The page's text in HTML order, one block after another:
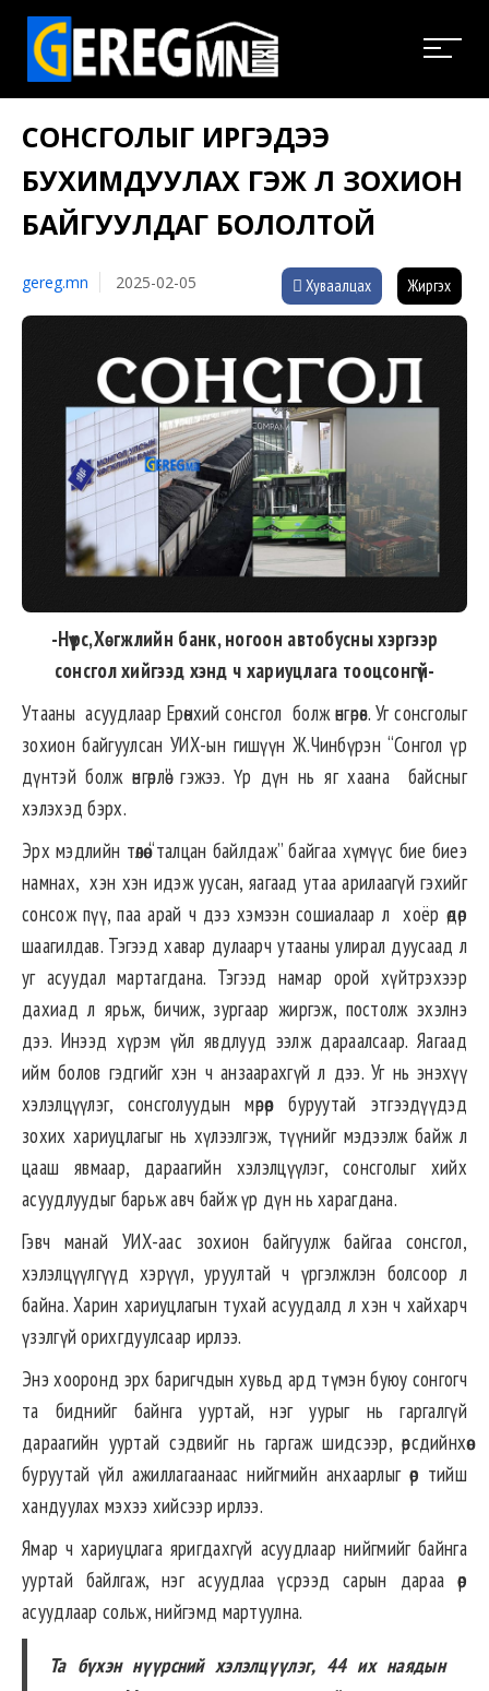
СОНСГОЛЫГ ИРГЭДЭЭ
БУХИМДУУЛАХ ГЭЖ Л ЗОХИОН
БАЙГУУЛДАГ БОЛОЛТОЙ
gereg.mn 2025-02-05 Хуваалцах Жиргэх
-Нүүрс,Хөгжлийн банк, ногоон автобусны хэргээр
сонсгол хийгээд хэнд ч хариуцлага тооцсонгүй-
Утааны асуудлаар Ерөнхий сонсгол болж өнгөрөв. Уг сонсголыг
зохион байгуулсан УИХ-ын гишүүн Ж.Чинбүрэн “Сонгол үр
дүнтэй болж өнгөрлөө” гэжээ. Үр дүн нь яг хаана байсныг
хэлэхэд бэрх.
Эрх мэдлийн төлөө “талцан байлдаж” байгаа хүмүүс бие биеэ
намнах, хэн хэн идэж уусан, яагаад утаа арилаагүй гэхийг
сонсож пүү, паа арай ч дээ хэмээн сошиалаар л хоёр өдөр
шаагилдав. Тэгээд хавар дулаарч утааны улирал дуусаад л
уг асуудал мартагдана. Тэгээд намар орой хүйтрэхээр
дахиад л ярьж, бичиж, зургаар жиргэж, постолж эхэлнэ
дээ. Инээд хүрэм үйл явдлууд ээлж дараалсаар. Яагаад
ийм болов гэдгийг хэн ч анзаарахгүй л дээ. Уг нь энэхүү
хэлэлцүүлэг, сонсголуудын мөрөөр буруутай этгээдүүдэд
зохих хариуцлагыг нь хүлээлгэж, түүнийг мэдээлж байж л
цааш явмаар, дараагийн хэлэлцүүлэг, сонсголыг хийх
асуудлуудыг барьж авч байж үр дүн нь харагдана.
Гэвч манай УИХ-аас зохион байгуулж байгаа сонсгол,
хэлэлцүүлгүүд хэрүүл, уруултай ч үргэлжлэн болсоор л
байна. Харин хариуцлагын тухай асуудалд л хэн ч хайхарч
үзэлгүй орихгдуулсаар ирлээ.
Энэ хооронд эрх баригчдын хувьд ард түмэн буюу сонгогч
та биднийг байнга ууртай, нэг уурыг нь гаргалгүй
дараагийн ууртай сэдвийг нь гаргаж шидсээр, өөрсдийнхөө
буруутай үйл ажиллагаанаас нийгмийн анхаарлыг өөр тийш
хандуулах мэхээ хийсээр ирлээ.
Ямар ч хариуцлага яригдахгүй асуудлаар нийгмийг байнга
ууртай байлгаж, нэг асуудлаа үсрээд сарын дараа өөр
асуудлаар сольж, нийгэмд мартуулна.
Та бүхэн нүүрсний хэлэлцүүлэг, 44 их наядын